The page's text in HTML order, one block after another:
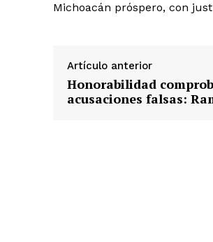
Michoacán próspero, con
Artículo anterior
Honorabilidad
acusaciones falsas: